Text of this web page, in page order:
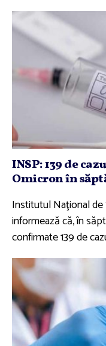
INSP: 139 de
Omicron în
Institutul Naţional de
informează că, în
confirmate 139 de